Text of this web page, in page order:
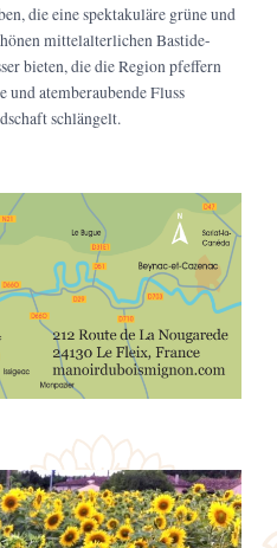
die eine spektakuläre grüne und
mittelalterlichen Bastide-
bieten, die die Region pfeffern
atemberaubende Fluss
schlängelt.